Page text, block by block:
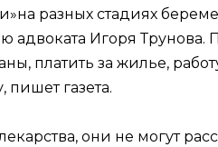
разных стадиях
Игоря Трунова.
платить за жилье,
газета.
они не могут